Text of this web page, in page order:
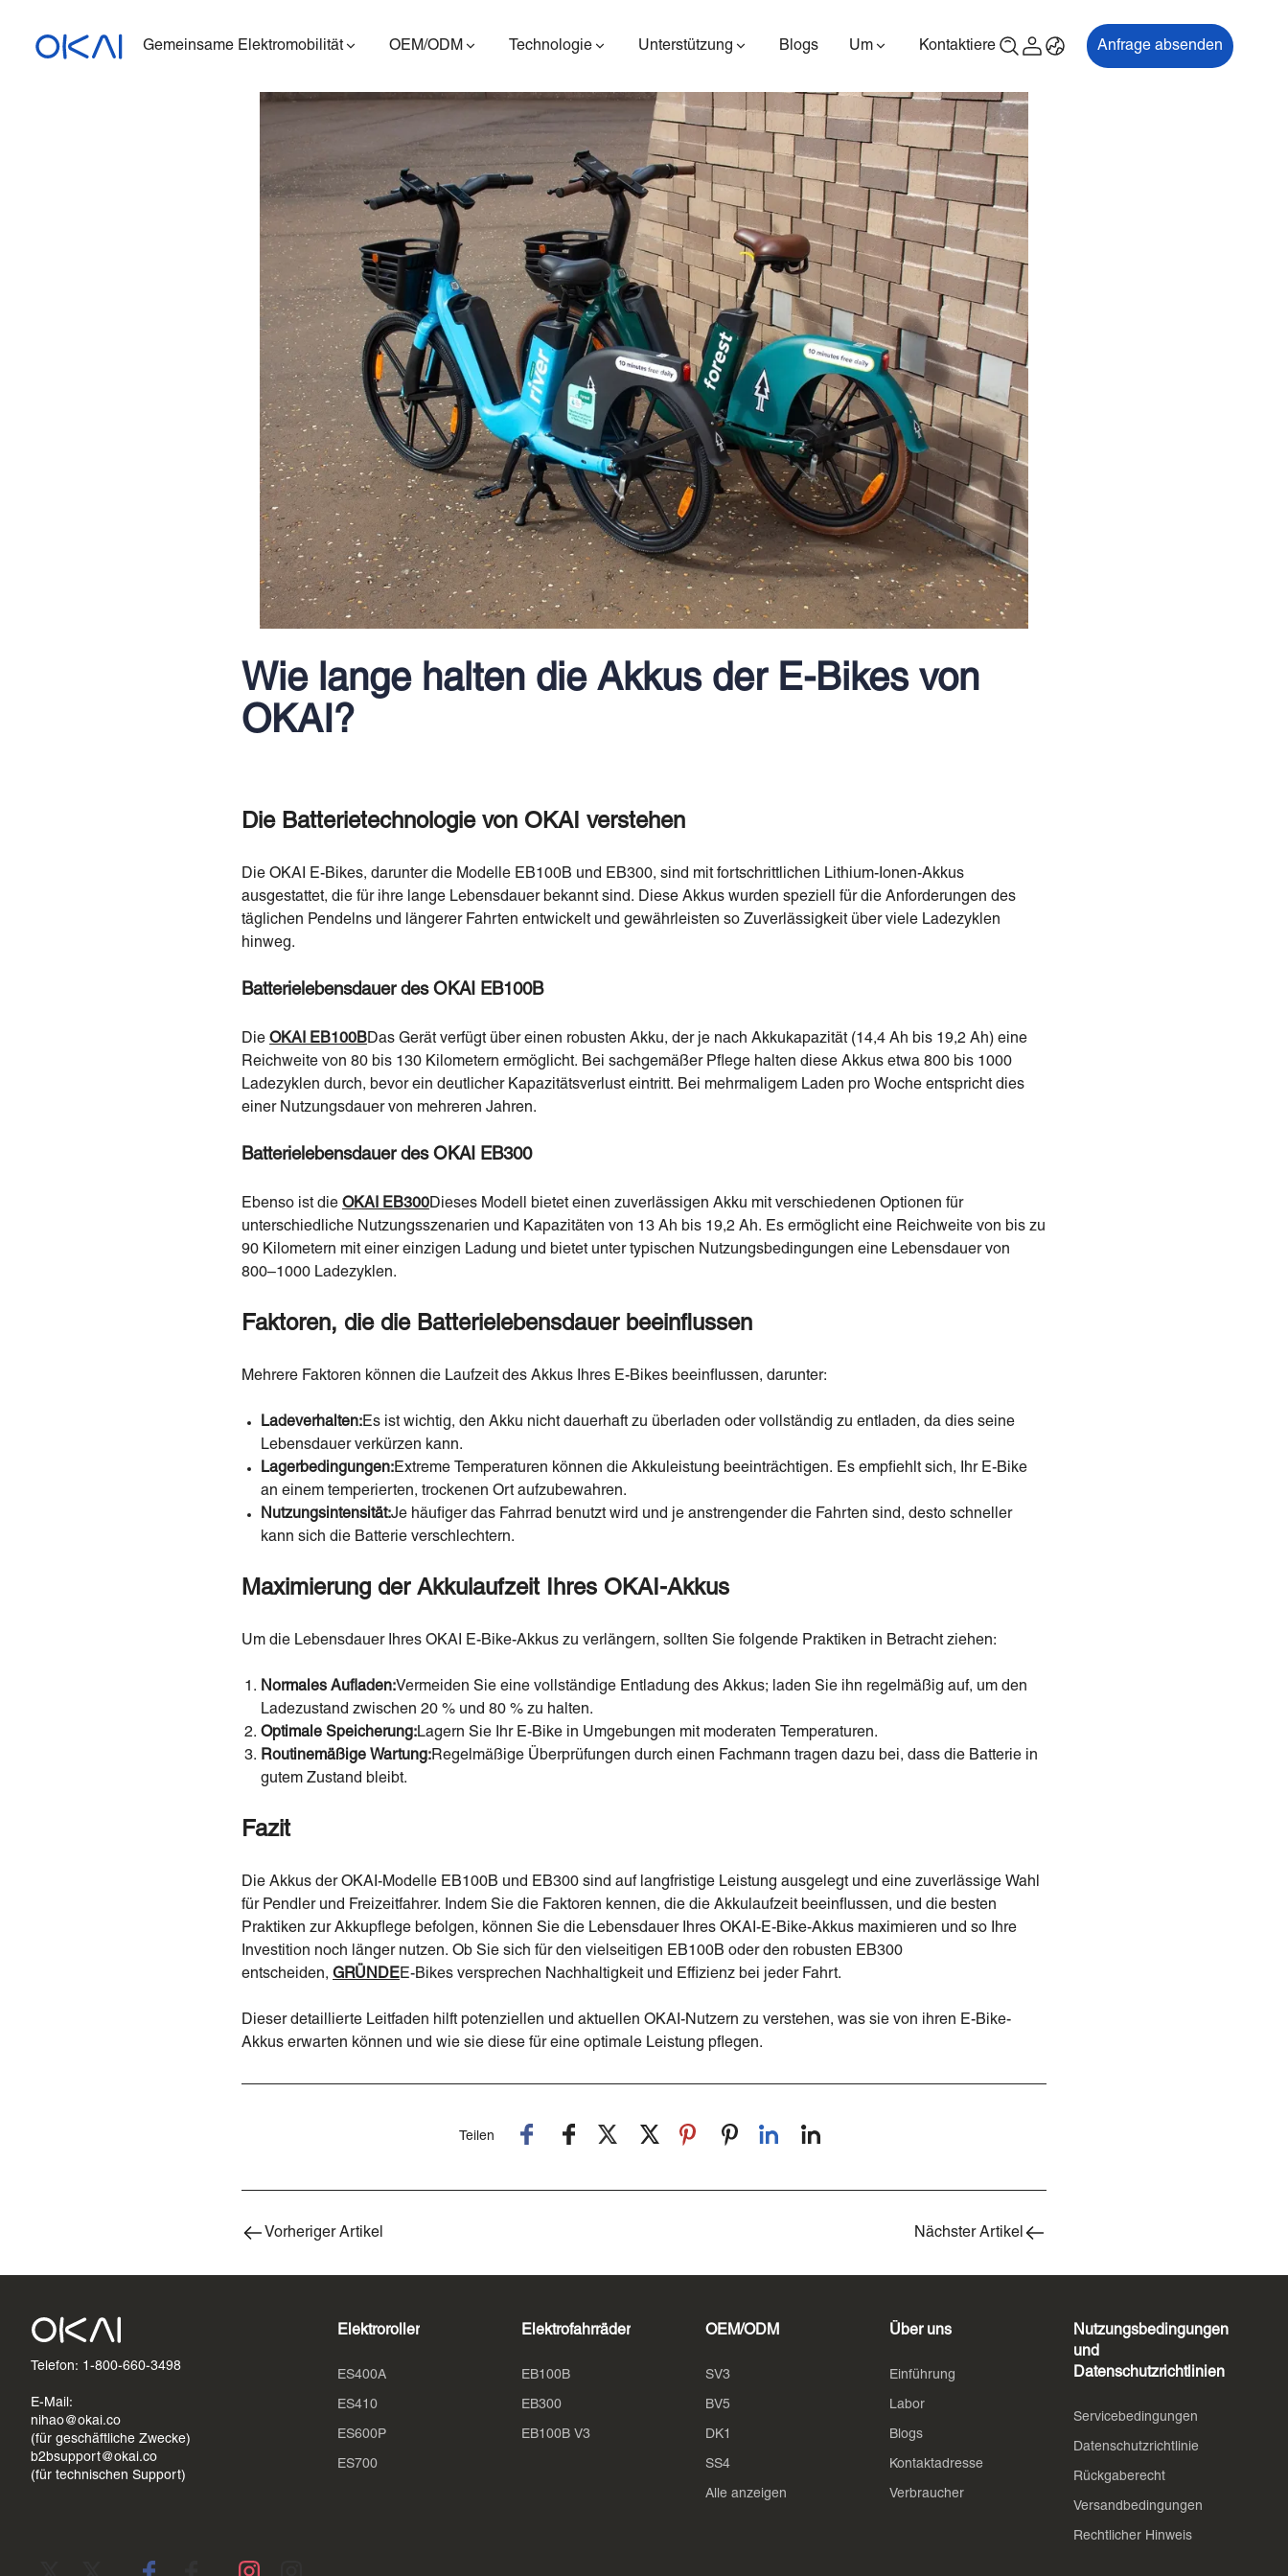
Gemeinsame Elektromobilität OEM/ODM Technologie Unterstützung Blogs Um Kontaktiere uns
ES400A ES400AV2 ES410 ES600P ES700
Anfrage absenden
Wie lange halten die Akkus der E-Bikes von
OKAI?
Die Batterietechnologie von OKAI verstehen
Die OKAI E-Bikes, darunter die Modelle EB100B und EB300, sind mit fortschrittlichen Lithium-Ionen-Akkus
ausgestattet, die für ihre lange Lebensdauer bekannt sind. Diese Akkus wurden speziell für die Anforderungen des
täglichen Pendelns und längerer Fahrten entwickelt und gewährleisten so Zuverlässigkeit über viele Ladezyklen
hinweg.
Batterielebensdauer des OKAI EB100B
Die OKAI EB100BDas Gerät verfügt über einen robusten Akku, der je nach Akkukapazität (14,4 Ah bis 19,2 Ah) eine
Reichweite von 80 bis 130 Kilometern ermöglicht. Bei sachgemäßer Pflege halten diese Akkus etwa 800 bis 1000
Ladezyklen durch, bevor ein deutlicher Kapazitätsverlust eintritt. Bei mehrmaligem Laden pro Woche entspricht dies
einer Nutzungsdauer von mehreren Jahren.
Batterielebensdauer des OKAI EB300
Ebenso ist die OKAI EB300Dieses Modell bietet einen zuverlässigen Akku mit verschiedenen Optionen für
unterschiedliche Nutzungsszenarien und Kapazitäten von 13 Ah bis 19,2 Ah. Es ermöglicht eine Reichweite von bis zu
90 Kilometern mit einer einzigen Ladung und bietet unter typischen Nutzungsbedingungen eine Lebensdauer von
800–1000 Ladezyklen.
Faktoren, die die Batterielebensdauer beeinflussen
Mehrere Faktoren können die Laufzeit des Akkus Ihres E-Bikes beeinflussen, darunter:
Ladeverhalten: Es ist wichtig, den Akku nicht dauerhaft zu überladen oder vollständig zu entladen, da dies seine
Lebensdauer verkürzen kann.
Lagerbedingungen: Extreme Temperaturen können die Akkuleistung beeinträchtigen. Es empfiehlt sich, Ihr E-Bike
an einem temperierten, trockenen Ort aufzubewahren.
Nutzungsintensität:Je häufiger das Fahrrad benutzt wird und je anstrengender die Fahrten sind, desto schneller
kann sich die Batterie verschlechtern.
Maximierung der Akkulaufzeit Ihres OKAI-Akkus
Um die Lebensdauer Ihres OKAI E-Bike-Akkus zu verlängern, sollten Sie folgende Praktiken in Betracht ziehen:
Normales Aufladen:Vermeiden Sie eine vollständige Entladung des Akkus; laden Sie ihn regelmäßig auf, um den
Ladezustand zwischen 20 % und 80 % zu halten.
Optimale Speicherung:Lagern Sie Ihr E-Bike in Umgebungen mit moderaten Temperaturen.
Routinemäßige Wartung: Regelmäßige Überprüfungen durch einen Fachmann tragen dazu bei, dass die Batterie in
gutem Zustand bleibt.
Fazit
Die Akkus der OKAI-Modelle EB100B und EB300 sind auf langfristige Leistung ausgelegt und eine zuverlässige Wahl
für Pendler und Freizeitfahrer. Indem Sie die Faktoren kennen, die die Akkulaufzeit beeinflussen, und die besten
Praktiken zur Akkupflege befolgen, können Sie die Lebensdauer Ihres OKAI-E-Bike-Akkus maximieren und so Ihre
Investition noch länger nutzen. Ob Sie sich für den vielseitigen EB100B oder den robusten EB300
entscheiden, GRÜNDE E-Bikes versprechen Nachhaltigkeit und Effizienz bei jeder Fahrt.
Dieser detaillierte Leitfaden hilft potenziellen und aktuellen OKAI-Nutzern zu verstehen, was sie von ihren E-Bike-
Akkus erwarten können und wie sie diese für eine optimale Leistung pflegen.
Teilen
Vorheriger Artikel Nächster Artikel
Telefon: 1-800-660-3498
E-Mail:
nihao@okai.co
(für geschäftliche Zwecke)
b2bsupport@okai.co
(für technischen Support)
Elektroroller
ES400A
ES410
ES600P
ES700
Elektrofahrräder
EB100B
EB300
EB100B V3
OEM/ODM
SV3
BV5
DK1
SS4
Alle anzeigen
Über uns
Einführung
Labor
Blogs
Kontaktadresse
Verbraucher
Nutzungsbedingungen
und
Datenschutzrichtlinien
Servicebedingungen
Datenschutzrichtlinie
Rückgaberecht
Versandbedingungen
Rechtlicher Hinweis